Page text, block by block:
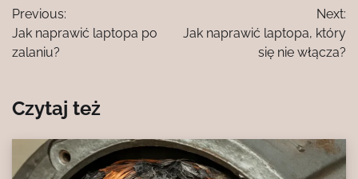
wpisu
Previous:
Jak naprawić laptopa po
zalaniu?
Next:
Jak naprawić laptopa, który
się nie włącza?
Czytaj też